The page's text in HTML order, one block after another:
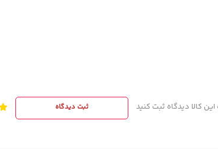
کالا دیدگاه ثبت کنید ثبت دیدگاه